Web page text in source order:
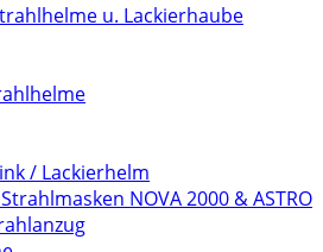
u. Lackierhaube
/ Lackierhelm
NOVA 2000 & ASTRO